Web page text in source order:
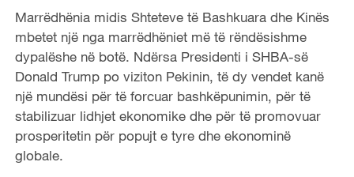
Marrëdhënia midis Shteteve të Bashkuara dhe Kinës
mbetet një nga marrëdhëniet më të rëndësishme
dypalëshe në botë. Ndërsa Presidenti i SHBA-së
Donald Trump po viziton Pekinin, të dy vendet kanë
një mundësi për të forcuar bashkëpunimin, për të
stabilizuar lidhjet ekonomike dhe për të promovuar
prosperitetin për popujt e tyre dhe ekonominë
globale.